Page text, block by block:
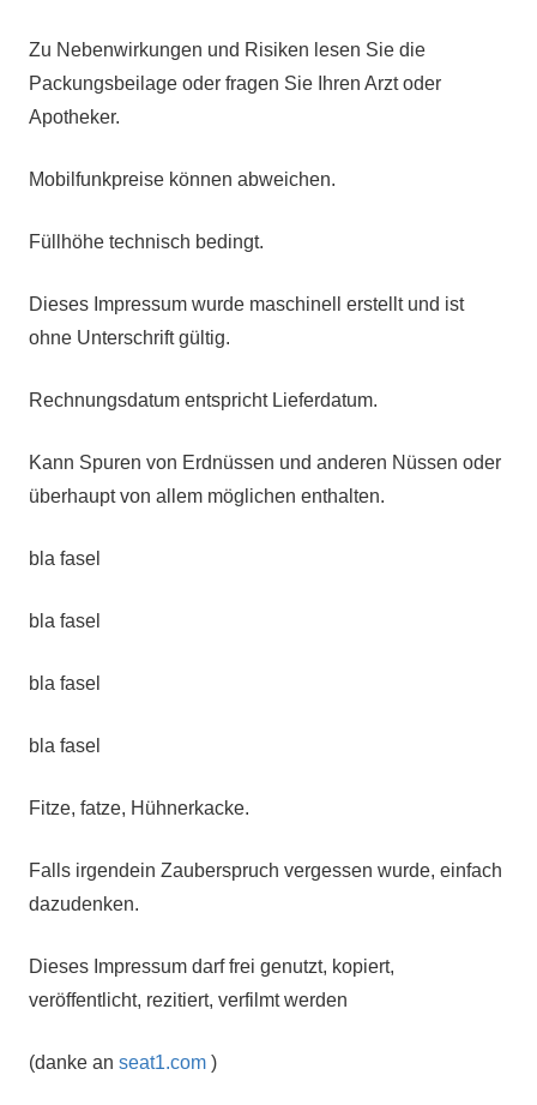
Zu Nebenwirkungen und Risiken lesen Sie die
Packungsbeilage oder fragen Sie Ihren Arzt oder
Apotheker.
Mobilfunkpreise können abweichen.
Füllhöhe technisch bedingt.
Dieses Impressum wurde maschinell erstellt und ist
ohne Unterschrift gültig.
Rechnungsdatum entspricht Lieferdatum.
Kann Spuren von Erdnüssen und anderen Nüssen oder
überhaupt von allem möglichen enthalten.
bla fasel
bla fasel
bla fasel
bla fasel
Fitze, fatze, Hühnerkacke.
Falls irgendein Zauberspruch vergessen wurde, einfach
dazudenken.
Dieses Impressum darf frei genutzt, kopiert,
veröffentlicht, rezitiert, verfilmt werden
(danke an seat1.com )